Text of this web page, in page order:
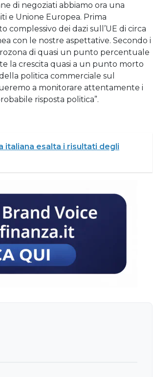
di negoziati abbiamo ora una
e Unione Europea. Prima
complessivo dei dazi sull’UE di circa
con le nostre aspettative. Secondo i
di quasi un punto percentuale
la crescita quasi a un punto morto
politica commerciale sul
a monitorare attentamente i
risposta politica”.
italiana esalta i risultati degli